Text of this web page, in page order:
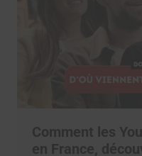
Comment les
en France,